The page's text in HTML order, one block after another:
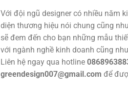
Với đội ngũ designer có nhiều năm
diện thương hiệu nói chung cũng
sẽ đem đến cho bạn những mẫu
với ngành nghề kinh doanh cũng
Liên hệ ngay qua hotline
greendesign007@gmail.com để